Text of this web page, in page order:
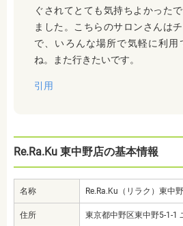
ぐされてとても気持ちよかった
ました。こちらのサロンさんは
で、いろんな場所で気軽に利用
ね。また行きたいです。
引用
Re.Ra.Ku 東中野店の基本情報
名称 Re.Ra.Ku（リラク）東中
住所 東京都中野区東中野5-1-1